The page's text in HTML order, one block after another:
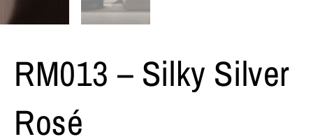
RM013 – Silky Silver
Rosé